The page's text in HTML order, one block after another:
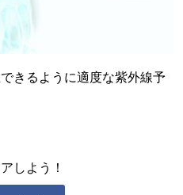
きるように適度な紫外線予
しよう！